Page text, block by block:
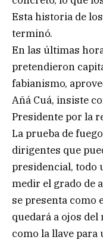
Esta historia de
terminó.
En las últimas
pretendieron
fabianismo,
Añá Cuá, insiste
Presidente por la
La prueba de
dirigentes que
presidencial, todo
medir el grado de
se presenta como
quedará a ojos
como la llave